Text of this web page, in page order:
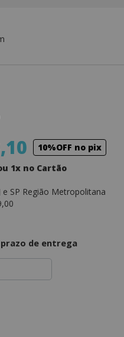
10%OFF no pix
1x no Cartão
e SP Região Metropolitana
de entrega